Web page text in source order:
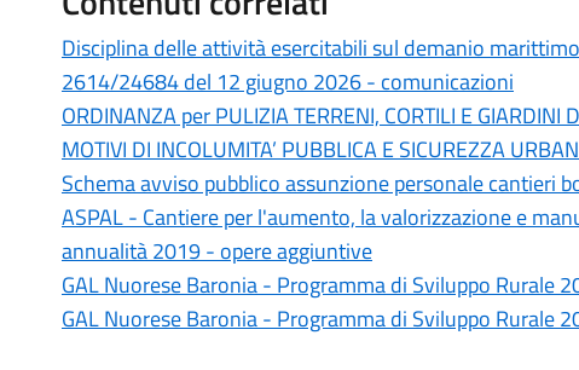
Disciplina delle attività esercitabili sul demanio
2614/24684 del 12 giugno 2026 - comunicazioni
ORDINANZA per PULIZIA TERRENI, CORTILI E GIARDINI
MOTIVI DI INCOLUMITA’ PUBBLICA E SICUREZZA
Schema avviso pubblico assunzione personale cantieri
ASPAL - Cantiere per l'aumento, la valorizzazione e
annualità 2019 - opere aggiuntive
GAL Nuorese Baronia - Programma di Sviluppo Rurale
GAL Nuorese Baronia - Programma di Sviluppo Rurale